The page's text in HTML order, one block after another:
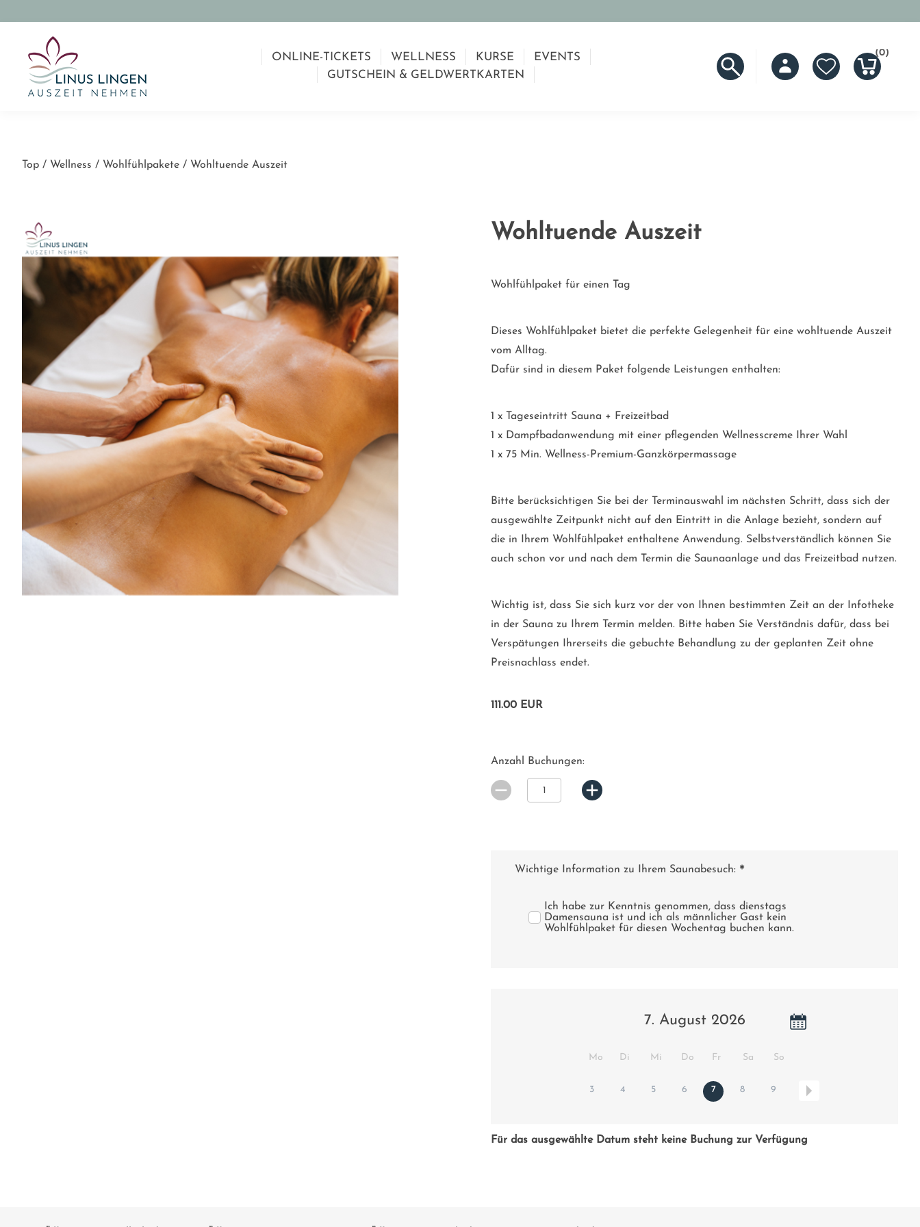
ONLINE-TICKETS WELLNESS KURSE
EVENTS
GUTSCHEIN & GELDWERTKARTEN
(0)
Top / Wellness / Wohlfühlpakete / Wohltuende Auszeit
Wohltuende Auszeit
Wohlfühlpaket für einen Tag
Dieses Wohlfühlpaket bietet die perfekte Gelegenheit für eine wohltuende Auszeit
vom Alltag.
Dafür sind in diesem Paket folgende Leistungen enthalten:
1 x Tageseintritt Sauna + Freizeitbad
1 x Dampfbadanwendung mit einer pflegenden Wellnesscreme Ihrer Wahl
1 x 75 Min. Wellness-Premium-Ganzkörpermassage
Bitte berücksichtigen Sie bei der Terminauswahl im nächsten Schritt, dass sich der
ausgewählte Zeitpunkt nicht auf den Eintritt in die Anlage bezieht, sondern auf
die in Ihrem Wohlfühlpaket enthaltene Anwendung. Selbstverständlich können Sie
auch schon vor und nach dem Termin die Saunaanlage und das Freizeitbad nutzen.
Wichtig ist, dass Sie sich kurz vor der von Ihnen bestimmten Zeit an der Infotheke
in der Sauna zu Ihrem Termin melden. Bitte haben Sie Verständnis dafür, dass bei
Verspätungen Ihrerseits die gebuchte Behandlung zu der geplanten Zeit ohne
Preisnachlass endet.
111.00 EUR
Anzahl Buchungen:
Wichtige Information zu Ihrem Saunabesuch: *
Ich habe zur Kenntnis genommen, dass dienstags
Damensauna ist und ich als männlicher Gast kein
Wohlfühlpaket für diesen Wochentag buchen kann.
7. August 2026
Mo Di Mi Do Fr Sa So
3 4 5 6 7 8 9
Für das ausgewählte Datum steht keine Buchung zur Verfügung